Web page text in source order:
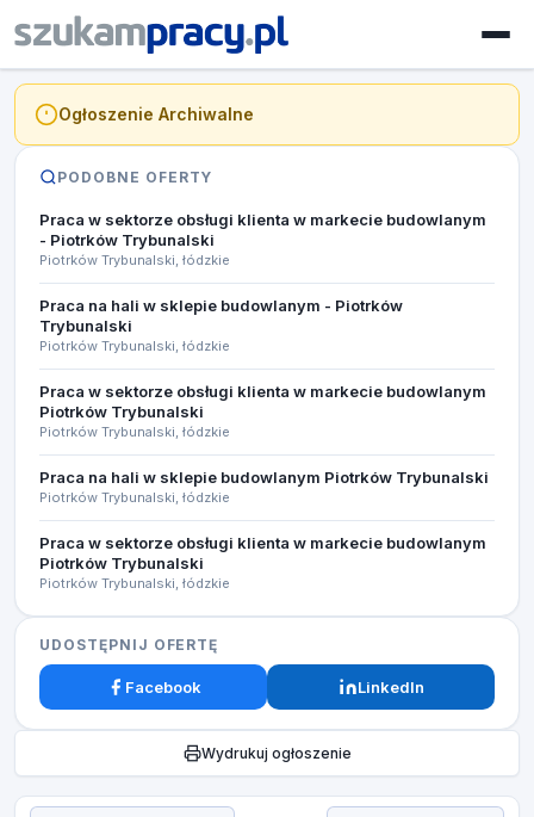
Ogłoszenie Archiwalne
PODOBNE OFERTY
Praca w sektorze obsługi klienta w markecie budowlanym
- Piotrków Trybunalski
Piotrków Trybunalski, łódzkie
Praca na hali w sklepie budowlanym - Piotrków
Trybunalski
Piotrków Trybunalski, łódzkie
Praca w sektorze obsługi klienta w markecie budowlanym
Piotrków Trybunalski
Piotrków Trybunalski, łódzkie
Praca na hali w sklepie budowlanym Piotrków Trybunalski
Piotrków Trybunalski, łódzkie
Praca w sektorze obsługi klienta w markecie budowlanym
Piotrków Trybunalski
Piotrków Trybunalski, łódzkie
UDOSTĘPNIJ OFERTĘ
Facebook LinkedIn
Wydrukuj ogłoszenie